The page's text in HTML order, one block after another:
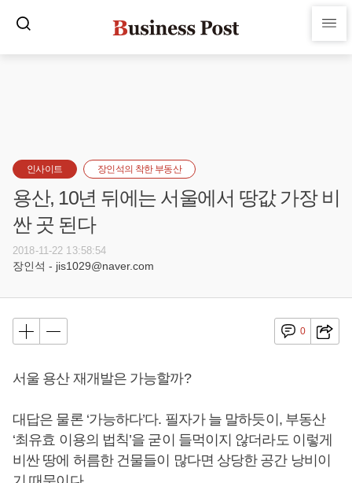
인사이트 장인석의 착한 부동산
용산, 10년 뒤에는 서울에서 땅값 가장 비
싼 곳 된다
2018-11-22 13:58:54
장인석 - jis1029@naver.com
0
서울 용산 재개발은 가능할까?
대답은 물론 ‘가능하다’다. 필자가 늘 말하듯이, 부동산
‘최유효 이용의 법칙’을 굳이 들먹이지 않더라도 이렇게
비싼 땅에 허름한 건물들이 많다면 상당한 공간 낭비이